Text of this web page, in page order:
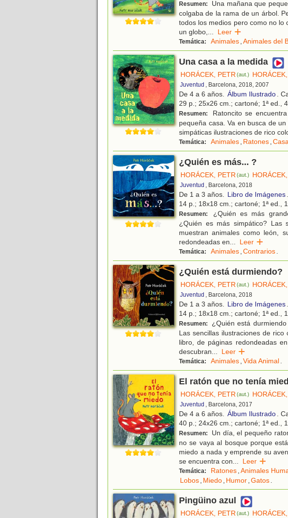
Resumen:
Una mañana que
colgaba de la rama de un árbol.
todos los medios pero como no lo
un globo,... Leer
Temática: Animales,Animales del
Una casa a la medida
HORÁCEK, PETR(aut.)
Juventud , Barcelona, 2018, 2007
De 4 a 6 años. Álbum Ilustrado.
29 p.; 25x26 cm.; cartoné; 1ª ed.,
Resumen:
Ratoncito se
pequeña casa. Va en busca de
simpáticas ilustraciones de rico
Temática: Animales, Ratones,
¿Quién es más... ?
HORÁCEK, PETR(aut.)
Juventud , Barcelona, 2018
De 1 a 3 años. Libro de Imágenes
14 p.; 18x18 cm.; cartoné; 1ª ed.,
Resumen:
¿Quién es más
¿Quién es más simpático? Las
muestran animales como león,
redondeadas en... Leer
Temática: Animales,Contrarios.
¿Quién está durmiendo?
HORÁCEK, PETR(aut.)
Juventud , Barcelona, 2018
De 1 a 3 años. Libro de Imágenes
14 p.; 18x18 cm.; cartoné; 1ª ed.,
Resumen:
¿Quién está
Las sencillas ilustraciones de
libro, de páginas redondeadas
descubran... Leer
Temática: Animales,Vida Animal.
El ratón que no tenía
HORÁCEK, PETR(aut.)
Juventud , Barcelona, 2017
De 4 a 6 años. Álbum Ilustrado.
40 p.; 24x26 cm.; cartoné; 1ª ed.,
Resumen:
Un día, el pequeño
no se vaya al bosque porque
miedo a nada y emprende su
se encuentra con... Leer
Temática: Ratones,Animales
Lobos, Miedo, Humor,Gatos.
Pingüino azul
HORÁCEK, PETR(aut.)